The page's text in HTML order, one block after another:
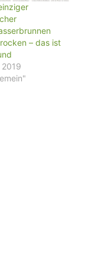
– das ist
2019